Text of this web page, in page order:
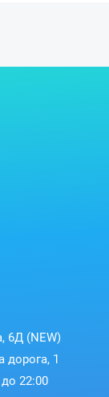
6Д (NEW)
дорога, 1
22:00